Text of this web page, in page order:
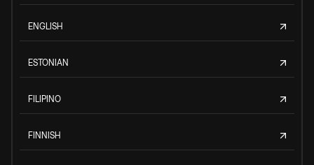
ENGLISH
ESTONIAN
FILIPINO
FINNISH